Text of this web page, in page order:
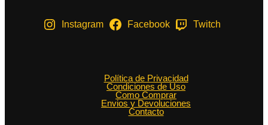
Instagram Facebook Twitch
Política de Privacidad
Condiciones de Uso
Como Comprar
Envios y Devoluciones
Contacto